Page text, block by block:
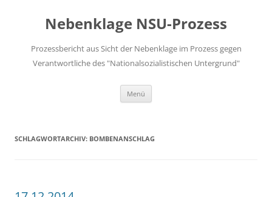
springenNebenklage NSU-Prozess
Prozessbericht aus Sicht der Nebenklage im Prozess gegen
Verantwortliche des "Nationalsozialistischen Untergrund"
Menü
SCHLAGWORTARCHIV: BOMBENANSCHLAG